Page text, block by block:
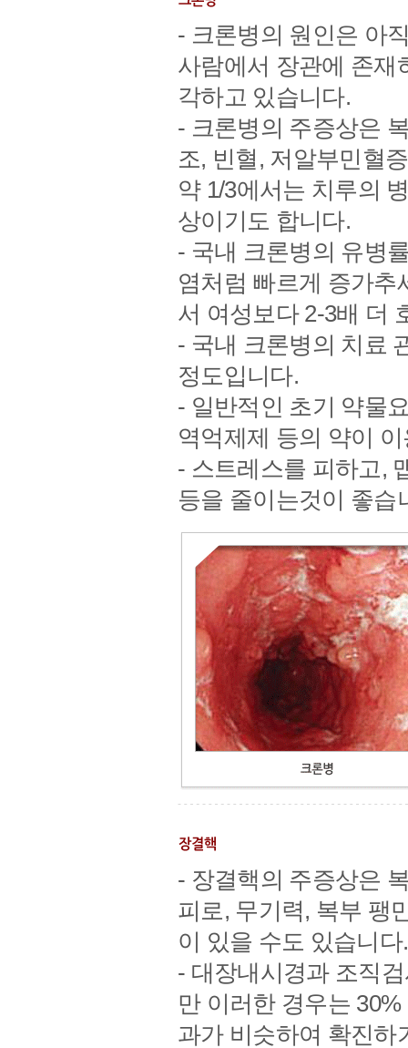
- 크론병의 원인은 아
사람에서 장관에 존재
각하고 있습니다.
- 크론병의 주증상은
조, 빈혈, 저알부민혈
약 1/3에서는 치루의
상이기도 합니다.
- 국내 크론병의 유병
염처럼 빠르게 증가추
서 여성보다 2-3배 더
- 국내 크론병의 치료
정도입니다.
- 일반적인 초기 약물
역억제제 등의 약이
- 스트레스를 피하고,
등을 줄이는것이 좋습
- 장결핵의 주증상은
피로, 무기력, 복부 팽
이 있을 수도 있습니다.
- 대장내시경과 조직
만 이러한 경우는
과가 비슷하여 확진하